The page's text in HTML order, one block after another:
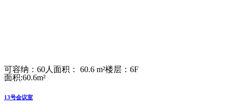
可容纳：60人 面积： 60.6 m²楼层：6F
面积:60.6m²
13号会议室